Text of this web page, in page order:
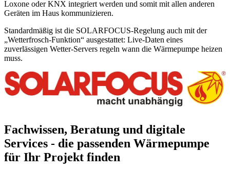
Loxone oder KNX integriert werden und somit mit allen anderen
Geräten im Haus kommunizieren.
Standardmäßig ist die SOLARFOCUS-Regelung auch mit der
„Wetterfrosch-Funktion“ ausgestattet: Live-Daten eines
zuverlässigen Wetter-Servers regeln wann die Wärmepumpe heizen
muss.
Fachwissen, Beratung und digitale
Services - die passenden Wärmepumpe
für Ihr Projekt finden